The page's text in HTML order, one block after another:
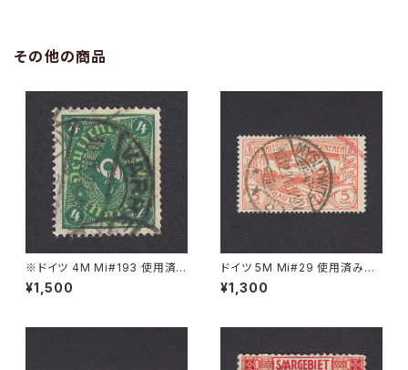
その他の商品
※ドイツ 4M Mi#193 使用済
み切手｜VARREL 30.11.1922
¥1,500
ドイツ 5M Mi#29 使用済み切
手｜MYSLOWITZ 10.12.1921
¥1,300